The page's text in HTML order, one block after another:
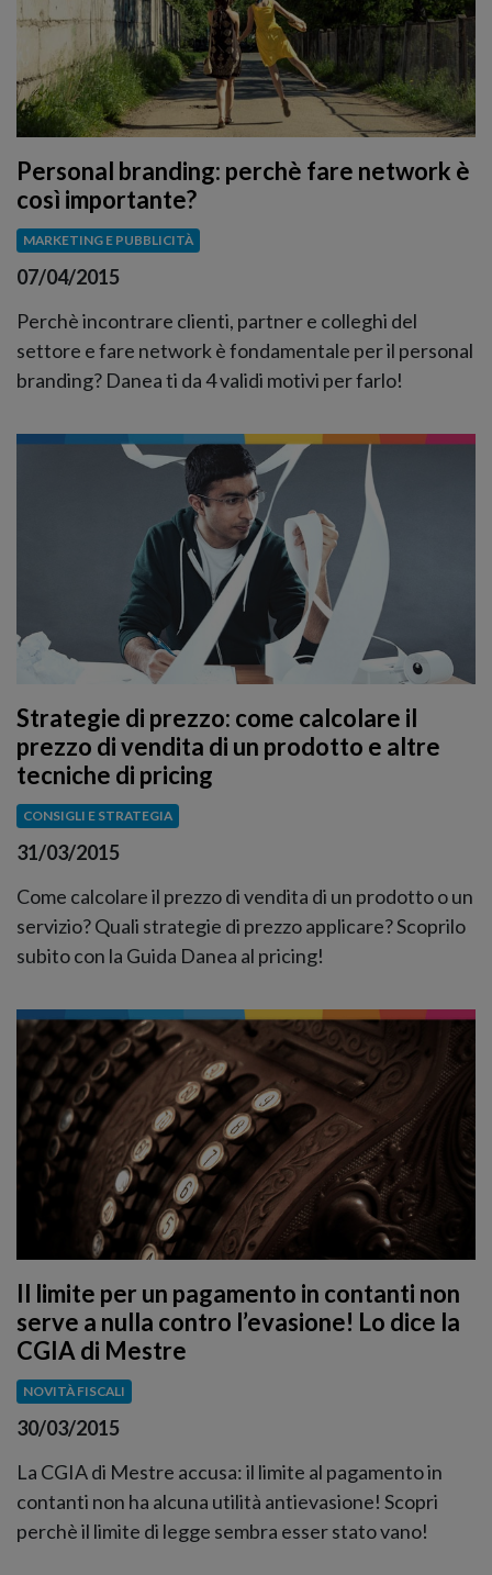
Personal branding: perchè fare network è
così importante?
MARKETING E PUBBLICITÀ
07/04/2015
Perchè incontrare clienti, partner e colleghi del
settore e fare network è fondamentale per il personal
branding? Danea ti da 4 validi motivi per farlo!
Strategie di prezzo: come calcolare il
prezzo di vendita di un prodotto e altre
tecniche di pricing
CONSIGLI E STRATEGIA
31/03/2015
Come calcolare il prezzo di vendita di un prodotto o un
servizio? Quali strategie di prezzo applicare? Scoprilo
subito con la Guida Danea al pricing!
Il limite per un pagamento in contanti non
serve a nulla contro l’evasione! Lo dice la
CGIA di Mestre
NOVITÀ FISCALI
30/03/2015
La CGIA di Mestre accusa: il limite al pagamento in
contanti non ha alcuna utilità antievasione! Scopri
perchè il limite di legge sembra esser stato vano!